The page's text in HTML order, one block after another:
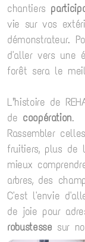
chantiers
vie sur vos
démonstrateur.
d'aller vers une
forêt sera le
L’histoire de
de coopération.
Rassembler
fruitiers, plus de
mieux
arbres, des
C'est l'envie
de joie pour
robustesse sur